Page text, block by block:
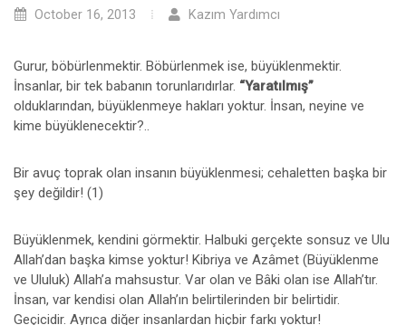
October 16, 2013 Kazım Yardımcı
Gurur, böbürlenmektir. Böbürlenmek ise, büyüklenmektir.
İnsanlar, bir tek babanın torunlarıdırlar. “Yaratılmış”
olduklarından, büyüklenmeye hakları yoktur. İnsan, neyine ve
kime büyüklenecektir?..
Bir avuç toprak olan insanın büyüklenmesi; cehaletten başka bir
şey değildir! (1)
Büyüklenmek, kendini görmektir. Halbuki gerçekte sonsuz ve Ulu
Allah’dan başka kimse yoktur! Kibriya ve Azâmet (Büyüklenme
ve Ululuk) Allah’a mahsustur. Var olan ve Bâki olan ise Allah’tır.
İnsan, var kendisi olan Allah’ın belirtilerinden bir belirtidir.
Geçicidir. Ayrıca diğer insanlardan hiçbir farkı yoktur!